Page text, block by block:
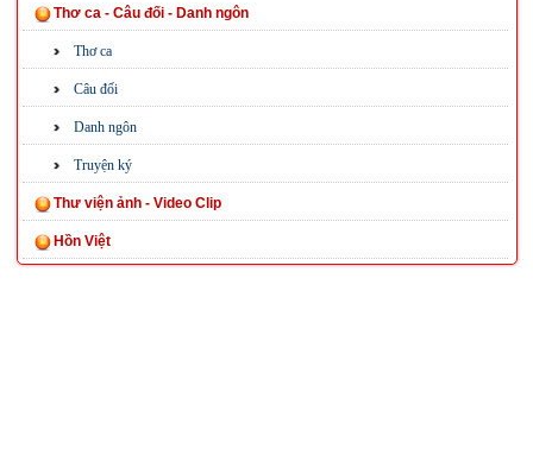
Thơ ca - Câu đối - Danh ngôn
Thơ ca
Câu đối
Danh ngôn
Truyện ký
Thư viện ảnh - Video Clip
Hồn Việt